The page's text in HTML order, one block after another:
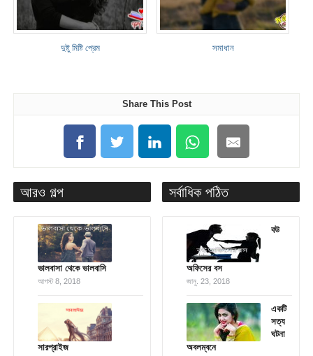
দুষ্টু মিষ্টি প্রেম সমাধান
Share This Post
আরও গল্প
ভালবাসা থেকে ভালবাসি
আগস্ট 8, 2018
সারপ্রাইজ
সর্বাধিক পঠিত
বউ
অফিসের বস
জানু. 23, 2018
একটি
সত্য
ঘটনা
অবলম্বনে